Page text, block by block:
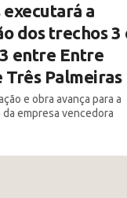
a
dos trechos 3
entre Entre
Três Palmeiras
e obra avança para a
empresa vencedora